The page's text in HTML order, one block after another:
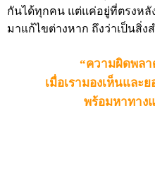
กันได้ทุกคน แต่แค่อยู่ที่ตรงห
มาแก้ไขต่างหาก ถึงว่าเป็นสิ่
“ความผิดพลา
เมื่อเรามองเห็นแล
พร้อมหาทาง